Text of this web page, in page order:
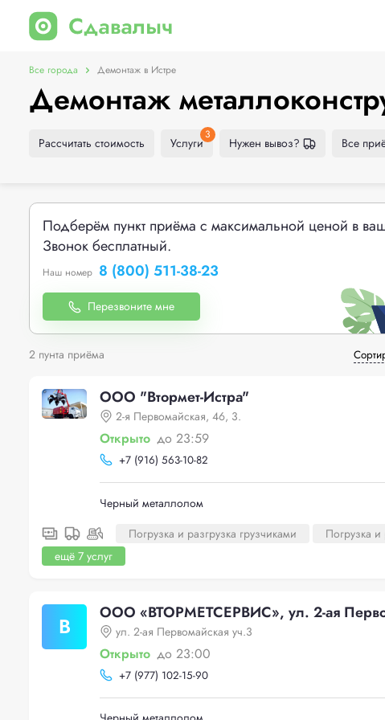
Все города Демонтаж в Истре
Демонтаж
Рассчитать стоимость Услуги
3
Нужен вывоз? Все
Подберём пункт приёма с максимальной ценой в
Звонок бесплатный.
Наш номер 8 (800) 511-38-23
Перезвоните мне
2 пунта приёма
ООО "Втормет-Истра"
2-я Первомайская, 46, 3.
Открыто до 23:59
+7 (916) 563-10-82
Черный металлолом
Погрузка и разгрузка грузчиками
Погрузка и
ещё 7 услуг
В ООО «ВТОРМЕТСЕРВИС», ул. 2-ая
ул. 2-ая Первомайская уч.3
Открыто до 23:00
+7 (977) 102-15-90